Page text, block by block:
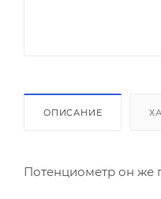
ОПИСАНИЕ
Потенциометр он же